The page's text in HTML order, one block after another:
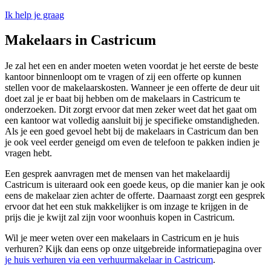
Ik help je graag
Makelaars in Castricum
Je zal het een en ander moeten weten voordat je het eerste de beste
kantoor binnenloopt om te vragen of zij een offerte op kunnen
stellen voor de makelaarskosten. Wanneer je een offerte de deur uit
doet zal je er baat bij hebben om de makelaars in Castricum te
onderzoeken. Dit zorgt ervoor dat men zeker weet dat het gaat om
een kantoor wat volledig aansluit bij je specifieke omstandigheden.
Als je een goed gevoel hebt bij de makelaars in Castricum dan ben
je ook veel eerder geneigd om even de telefoon te pakken indien je
vragen hebt.
Een gesprek aanvragen met de mensen van het makelaardij
Castricum is uiteraard ook een goede keus, op die manier kan je ook
eens de makelaar zien achter de offerte. Daarnaast zorgt een gesprek
ervoor dat het een stuk makkelijker is om inzage te krijgen in de
prijs die je kwijt zal zijn voor woonhuis kopen in Castricum.
Wil je meer weten over een makelaars in Castricum en je huis
verhuren? Kijk dan eens op onze uitgebreide informatiepagina over
je huis verhuren via een verhuurmakelaar in Castricum.